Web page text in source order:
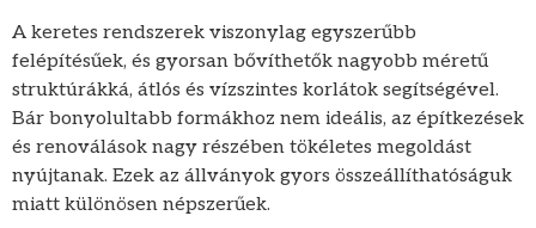
A keretes rendszerek viszonylag egyszerűbb
felépítésűek, és gyorsan bővíthetők nagyobb méretű
struktúrákká, átlós és vízszintes korlátok segítségével.
Bár bonyolultabb formákhoz nem ideális, az építkezések
és renoválások nagy részében tökéletes megoldást
nyújtanak. Ezek az állványok gyors összeállíthatóságuk
miatt különösen népszerűek.